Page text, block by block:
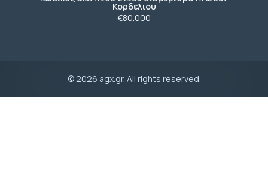
Κορδελιου
€80.000
© 2026 agx.gr. All rights reserved.